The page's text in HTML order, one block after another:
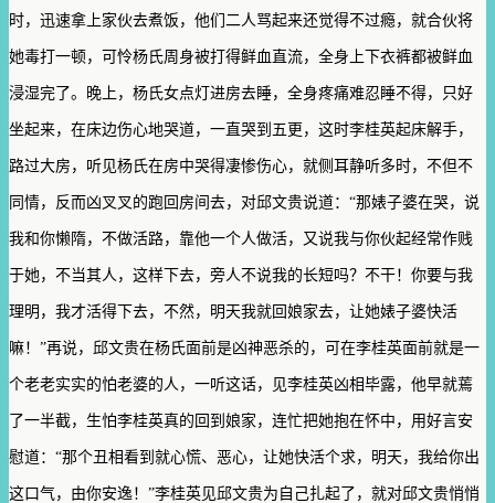
时，迅速拿上家伙去煮饭，他们二人骂起来还觉得不过瘾，就合伙将
她毒打一顿，可怜杨氏周身被打得鲜血直流，全身上下衣裤都被鲜血
浸湿完了。晚上，杨氏女点灯进房去睡，全身疼痛难忍睡不得，只好
坐起来，在床边伤心地哭道，一直哭到五更，这时李桂英起床解手，
路过大房，听见杨氏在房中哭得凄惨伤心，就侧耳静听多时，不但不
同情，反而凶叉叉的跑回房间去，对邱文贵说道：“那婊子婆在哭，说
我和你懒隋，不做活路，靠他一个人做活，又说我与你伙起经常作贱
于她，不当其人，这样下去，旁人不说我的长短吗？不干！你要与我
理明，我才活得下去，不然，明天我就回娘家去，让她婊子婆快活
嘛！”再说，邱文贵在杨氏面前是凶神恶杀的，可在李桂英面前就是一
个老老实实的怕老婆的人，一听这话，见李桂英凶相毕露，他早就蔫
了一半截，生怕李桂英真的回到娘家，连忙把她抱在怀中，用好言安
慰道：“那个丑相看到就心慌、恶心，让她快活个求，明天，我给你出
这口气，由你安逸！”李桂英见邱文贵为自己扎起了，就对邱文贵悄悄